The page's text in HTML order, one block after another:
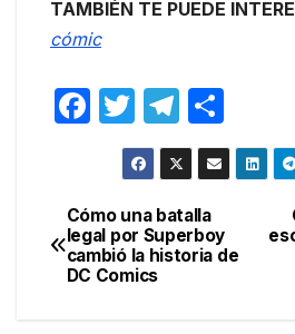
TAMBIÉN TE PUEDE
cómic
F
e
b
o
T
w
itt
er
T
el
e
gr
a
o
m
ar
Navegación
de
Cómo una batalla
legal por Superboy
cambió la historia de
DC Comics